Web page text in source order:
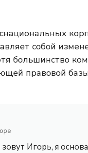
собой
большинство
правовой
Игорь, я